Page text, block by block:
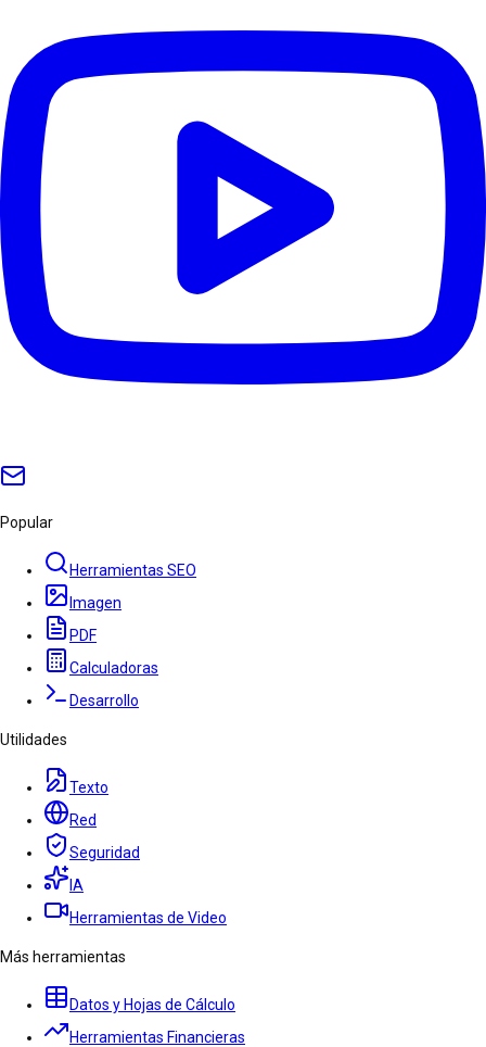
Popular
Herramientas SEO
Imagen
PDF
Calculadoras
Desarrollo
Utilidades
Texto
Red
Seguridad
IA
Herramientas de Video
Más herramientas
Datos y Hojas de Cálculo
Herramientas Financieras